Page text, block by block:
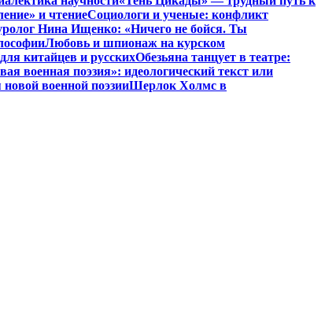
и чтениеСоциологи и ученые: конфликт
Нина Ищенко: «Ничего не бойся. Ты
Любовь и шпионаж на курском
китайцев и русскихОбезьяна танцует в театре:
военная поэзия»: идеологический текст или
военной поэзииШерлок Холмс в